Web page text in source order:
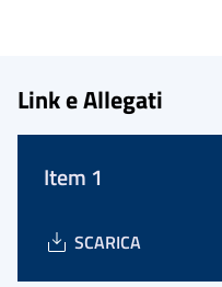
Link e Allegati
Item 1
SCARICA